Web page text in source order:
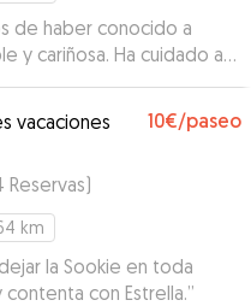
de haber conocido a
y cariñosa. Ha cuidado a
Se nota que ama a los
tanto para mí
vacaciones
10€/paseo
Reservas)
km
la Sookie en toda
muy contenta con Estrella.”